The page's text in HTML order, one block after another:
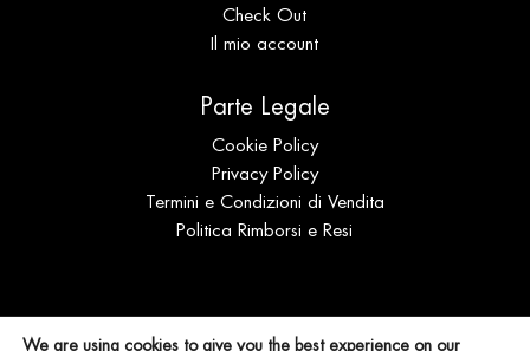
Check Out
Il mio account
Parte Legale
Cookie Policy
Privacy Policy
Termini e Condizioni di Vendita
Politica Rimborsi e Resi
We are using cookies to give you the best experience on our